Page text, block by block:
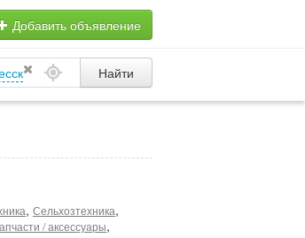
Добавить объявление
Найти
, Сельхозтехника,
/ аксессуары,